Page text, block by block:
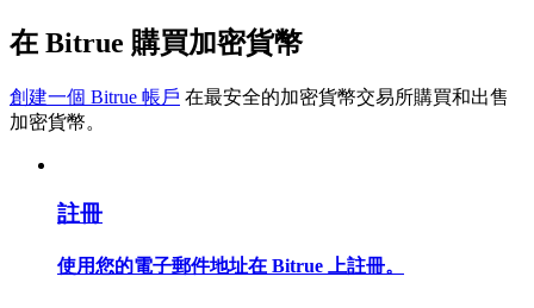
包含交易情況等的大數據分析
合約指南
在 Bitrue 購買加密貨幣
創建一個 Bitrue 帳戶 在最安全的加密貨幣交易所購買和出售
加密貨幣。
註冊
使用您的電子郵件地址在 Bitrue 上註冊。